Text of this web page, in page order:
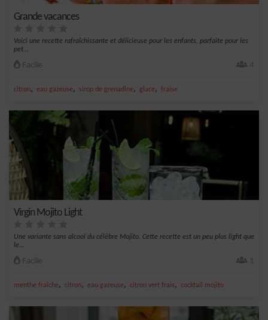
Grande vacances
Voici une recette rafraîchissante et délicieuse pour les enfants, parfaite pour les
pet...
Facile 4
citron, eau gazeuse, sirop de grenadine, glace, fraise
Virgin Mojito Light
Une variante sans alcool du célèbre Mojito. Cette recette est un peu plus light que
le...
Facile 1
menthe fraîche, citron, eau gazeuse, citron vert frais, cocktail mojito